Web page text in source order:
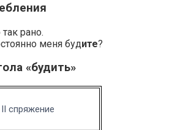
так рано.
меня будите?
«будить»
II спряжение